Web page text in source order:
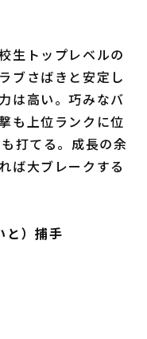
生トップレベルの
ブさばきと安定し
は高い。巧みなバ
も上位ランクに位
打てる。成長の余
ば大ブレークする
と）捕手